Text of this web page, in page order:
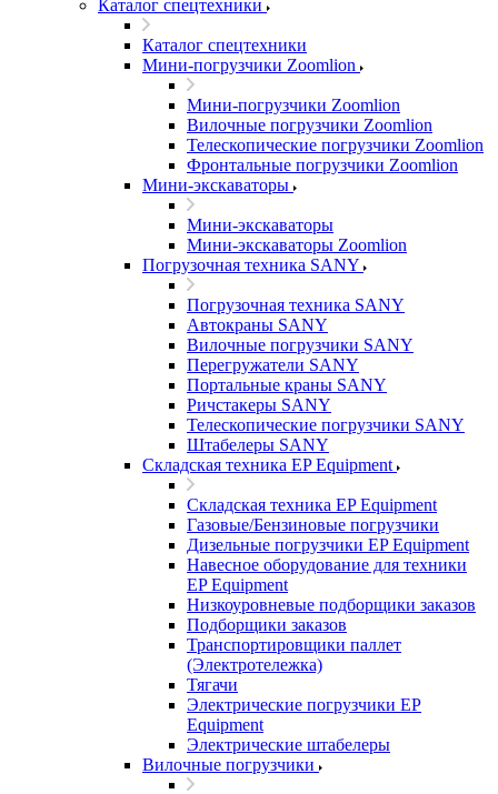
Каталог спецтехники
Каталог спецтехники
Мини-погрузчики Zoomlion
Мини-погрузчики Zoomlion
Вилочные погрузчики Zoomlion
Телескопические погрузчики Zoomlion
Фронтальные погрузчики Zoomlion
Мини-экскаваторы
Мини-экскаваторы
Мини-экскаваторы Zoomlion
Погрузочная техника SANY
Погрузочная техника SANY
Автокраны SANY
Вилочные погрузчики SANY
Перегружатели SANY
Портальные краны SANY
Ричстакеры SANY
Телескопические погрузчики SANY
Штабелеры SANY
Складская техника EP Equipment
Складская техника EP Equipment
Газовые/Бензиновые погрузчики
Дизельные погрузчики EP Equipment
Навесное оборудование для техники
EP Equipment
Низкоуровневые подборщики заказов
Подборщики заказов
Транспортировщики паллет
(Электротележка)
Тягачи
Электрические погрузчики EP
Equipment
Электрические штабелеры
Вилочные погрузчики